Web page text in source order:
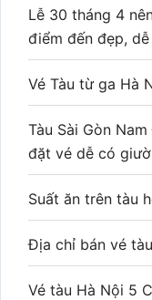
Lễ 30 tháng 4
điểm đến đẹp,
Vé Tàu từ ga Hà
Tàu Sài Gòn
đặt vé dễ có
Suất ăn trên tàu
Địa chỉ bán vé
Vé tàu Hà Nội 5